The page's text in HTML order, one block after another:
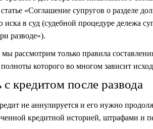
«Соглашение супругов о разделе
в суд (судебной процедуре дележа
разводе»).
рассмотрим только правила
которого во многом зависит
с кредитом после развода
не аннулируется и его нужно
кредитной историей, штрафами и